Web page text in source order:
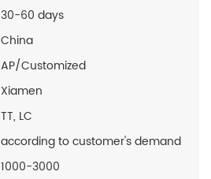
30-60 days
China
AP/Customized
Xiamen
TT, LC
according to customer's demand
1000-3000